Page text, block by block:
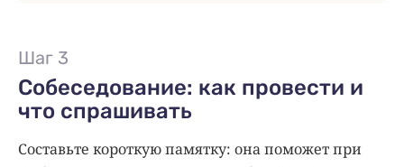
Шаг 3
Собеседование: как провести и
что спрашивать
Составьте короткую памятку: она поможет при